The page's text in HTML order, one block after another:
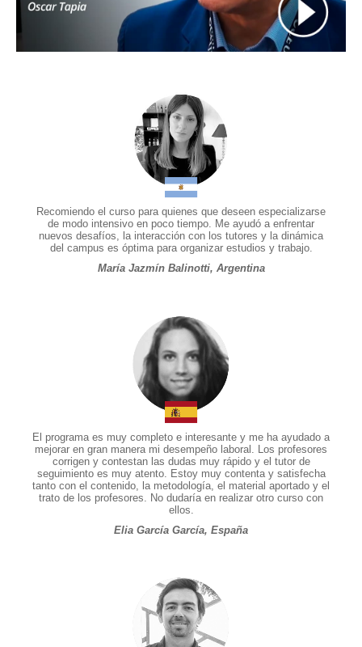
Recomiendo el curso para quienes que deseen especializarse
de modo intensivo en poco tiempo. Me ayudó a enfrentar
nuevos desafíos, la interacción con los tutores y la dinámica
del campus es óptima para organizar estudios y trabajo.
María Jazmín Balinotti, Argentina
El programa es muy completo e interesante y me ha ayudado a
mejorar en gran manera mi desempeño laboral. Los profesores
corrigen y contestan las dudas muy rápido y el tutor de
seguimiento es muy atento. Estoy muy contenta y satisfecha
tanto con el contenido, la metodología, el material aportado y el
trato de los profesores. No dudaría en realizar otro curso con
ellos.
Elia García García, España